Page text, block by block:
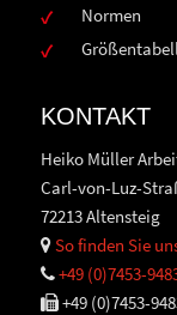
Normen
KONTAKT
Heiko Müller
Carl-von-Luz-
72213 Altensteig
So finden Sie
+49 (0)7453-
+49 (0)7453-